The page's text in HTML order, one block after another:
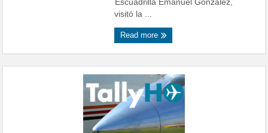
Escuadrilla Emanuel González,
visitó la ...
Read more